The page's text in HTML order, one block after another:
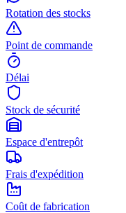
Rotation des stocks
Point de commande
Délai
Stock de sécurité
Espace d'entrepôt
Frais d'expédition
Coût de fabrication